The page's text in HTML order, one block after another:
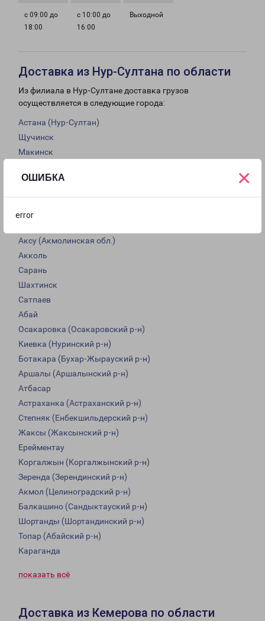
ОШИБКА
error
×
с 09:00 до
18:00
с 10:00 до
16:00
Выходной
Доставка из Нур-Султана по области
Из филиала в Нур-Султане доставка грузов
осуществляется в следующие города:
Астана (Нур-Султан)
Щучинск
Макинск
Жезказган
Балхаш
Степногорск
Аксу (Акмолинская обл.)
Акколь
Сарань
Шахтинск
Сатпаев
Абай
Осакаровка (Осакаровский р-н)
Киевка (Нуринский р-н)
Ботакара (Бухар-Жырауский р-н)
Аршалы (Аршалынский р-н)
Атбасар
Астраханка (Астраханский р-н)
Степняк (Енбекшильдерский р-н)
Жаксы (Жаксынский р-н)
Ерейментау
Коргалжын (Коргалжынский р-н)
Зеренда (Зерендинский р-н)
Акмол (Целиноградский р-н)
Балкашино (Сандыктауский р-н)
Шортанды (Шортандинский р-н)
Топар (Абайский р-н)
Караганда
показать всё
Доставка из Кемерова по области